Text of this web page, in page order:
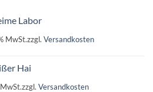
Labor
MwSt.zzgl. Versandkosten
Hai
zzgl. Versandkosten